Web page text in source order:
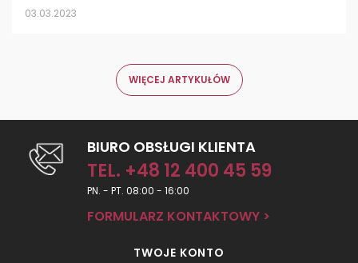
03.03.2023
WIĘCEJ ARTYKUŁÓW
BIURO OBSŁUGI KLIENTA
TEL. +48 12 400 45 59
PN. - PT. 08:00 - 16:00
FORMULARZ KONTAKTOWY >
TWOJE KONTO